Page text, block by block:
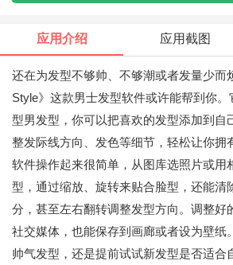
应用介绍 应用截图
还在为发型不够帅、不够潮或者发量少而
Style》这款男士发型软件或许能帮到你
型男发型，你可以把喜欢的发型添加到自
整发际线方向、发色等细节，轻松让你拥
软件操作起来很简单，从图库选照片或用
型，通过缩放、旋转来贴合脸型，还能清
分，甚至左右翻转调整发型方向。调整好
社交媒体，也能保存到画廊或者设为壁纸
帅气发型，还是提前试试新发型是否适合